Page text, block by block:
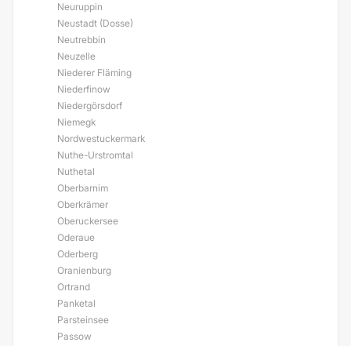
Neuruppin
Neustadt (Dosse)
Neutrebbin
Neuzelle
Niederer Fläming
Niederfinow
Niedergörsdorf
Niemegk
Nordwestuckermark
Nuthe-Urstromtal
Nuthetal
Oberbarnim
Oberkrämer
Oberuckersee
Oderaue
Oderberg
Oranienburg
Ortrand
Panketal
Parsteinsee
Passow